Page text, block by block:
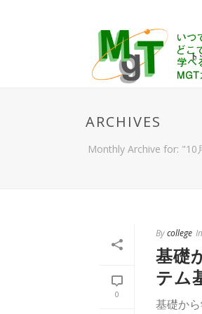
ト
ARCHIVES
Monthly Archive for: "10
0
Bycollege In
基礎
テム
基礎か